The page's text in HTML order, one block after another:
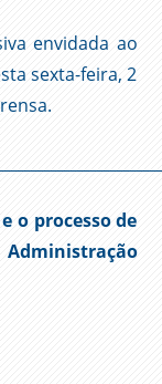
envidada ao
sexta-feira, 2
o processo de